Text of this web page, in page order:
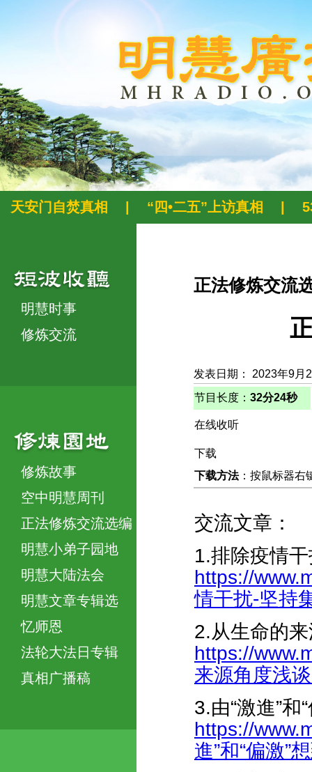
天安门自焚真相 “四•二五”上访真相
明慧时事
修炼交流
修炼故事
空中明慧周刊
正法修炼交流选编
明慧小弟子园地
明慧大陆法会
明慧文章专辑选
忆师恩
法轮大法日专辑
真相广播稿
正法修炼交流
发表日期： 2023年9月
节目长度： 32分24秒
在线收听
下载
下载方法：按鼠标器右
交流文章：
1.排除疫情
https://
情干扰-坚持
2.从生命的
https://
来源角度浅
3.由“激進”和
https://
進”和“偏激”